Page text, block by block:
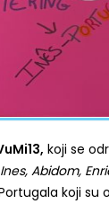
koji se
Ines, Abidom,
koji su